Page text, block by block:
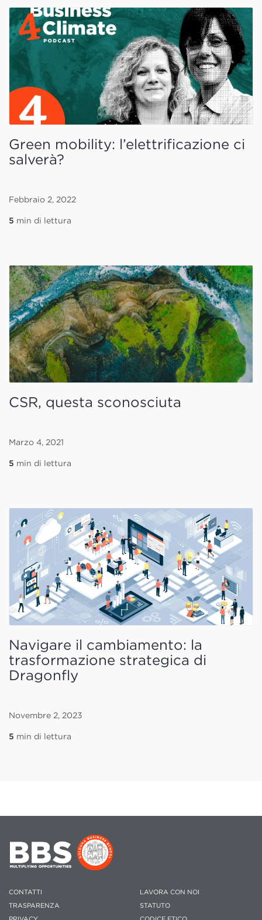
Green mobility: l’elettrificazione ci
salverà?
Febbraio 2, 2022
5 min di lettura
CSR, questa sconosciuta
Marzo 4, 2021
5 min di lettura
Navigare il cambiamento: la
trasformazione strategica di
Dragonfly
Novembre 2, 2023
5 min di lettura
CONTATTI
TRASPARENZA
LAVORA CON NOI
STATUTO